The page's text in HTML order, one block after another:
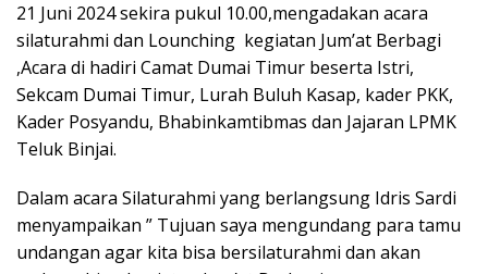
21 Juni 2024 sekira pukul 10.00,mengadakan acara
silaturahmi dan Lounching kegiatan Jum’at Berbagi
,Acara di hadiri Camat Dumai Timur beserta Istri,
Sekcam Dumai Timur, Lurah Buluh Kasap, kader PKK,
Kader Posyandu, Bhabinkamtibmas dan Jajaran LPMK
Teluk Binjai.
Dalam acara Silaturahmi yang berlangsung Idris Sardi
menyampaikan ” Tujuan saya mengundang para tamu
undangan agar kita bisa bersilaturahmi dan akan